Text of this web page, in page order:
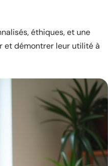
éthiques, et une
et démontrer leur utilité à